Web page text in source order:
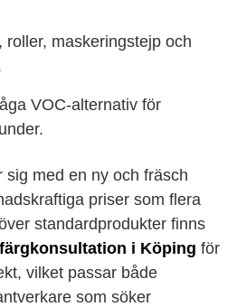
roller, maskeringstejp och
VOC-alternativ för
sig med en ny och fräsch
priser som flera
standardprodukter finns
i Köping för
vilket passar både
som söker